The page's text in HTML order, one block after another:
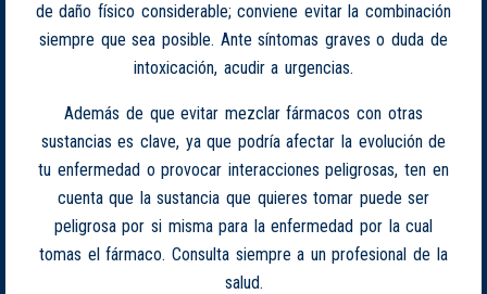
de daño físico considerable; conviene evitar la combinación
siempre que sea posible. Ante síntomas graves o duda de
intoxicación, acudir a urgencias.
Además de que evitar mezclar fármacos con otras
sustancias es clave, ya que podría afectar la evolución de
tu enfermedad o provocar interacciones peligrosas, ten en
cuenta que la sustancia que quieres tomar puede ser
peligrosa por si misma para la enfermedad por la cual
tomas el fármaco. Consulta siempre a un profesional de la
salud.